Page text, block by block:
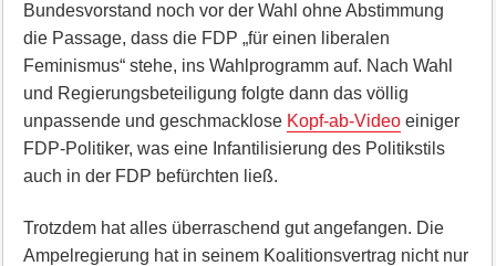
Bundesvorstand noch vor der Wahl ohne Abstimmung
die Passage, dass die FDP „für einen liberalen
Feminismus“ stehe, ins Wahlprogramm auf. Nach Wahl
und Regierungsbeteiligung folgte dann das völlig
unpassende und geschmacklose Kopf-ab-Videoeiniger
FDP-Politiker, was eine Infantilisierung des Politikstils
auch in der FDP befürchten ließ.
Trotzdem hat alles überraschend gut angefangen. Die
Ampelregierung hat in seinem Koalitionsvertrag nicht nur